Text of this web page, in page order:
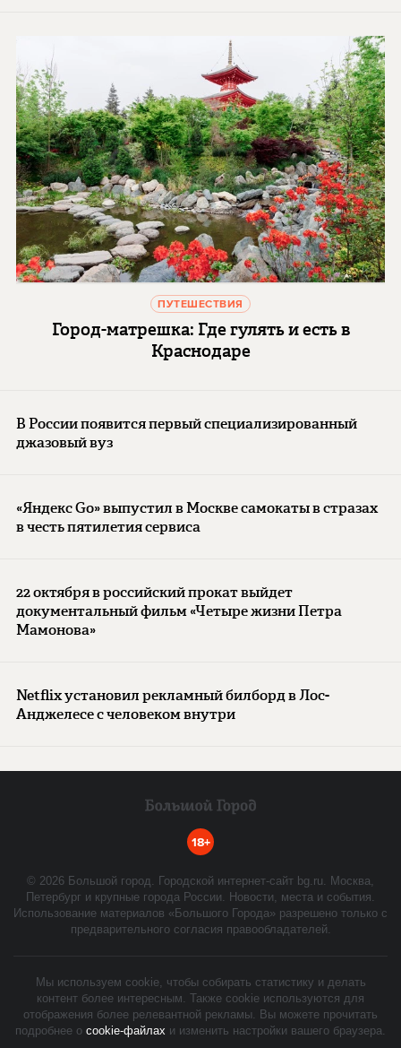
ПУТЕШЕСТВИЯ
Город-матрешка: Где гулять и есть в
Краснодаре
В России появится первый специализированный
джазовый вуз
«Яндекс Go» выпустил в Москве самокаты в стразах
в честь пятилетия сервиса
22 октября в российский прокат выйдет
документальный фильм «Четыре жизни Петра
Мамонова»
Netflix установил рекламный билборд в Лос-
Анджелесе с человеком внутри
18+
© 2026 Большой город. Городской интернет-сайт bg.ru. Москва,
Петербург и крупные города России. Новости, места и события.
Использование материалов «Большого Города» разрешено только с
предварительного согласия правообладателей.
Мы используем cookie, чтобы собирать статистику и делать
контент более интересным. Также cookie используются для
отображения более релевантной рекламы. Вы можете прочитать
подробнее о cookie-файлах и изменить настройки вашего браузера.